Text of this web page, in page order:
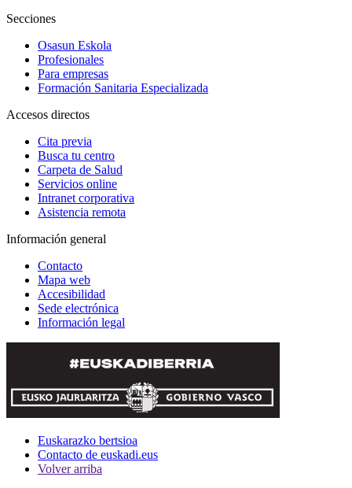
Secciones
Osasun Eskola
Profesionales
Para empresas
Formación Sanitaria Especializada
Accesos directos
Cita previa
Busca tu centro
Carpeta de Salud
Servicios online
Intranet corporativa
Asistencia remota
Información general
Contacto
Mapa web
Accesibilidad
Sede electrónica
Información legal
Euskarazko bertsioa
Contacto de euskadi.eus
Volver arriba